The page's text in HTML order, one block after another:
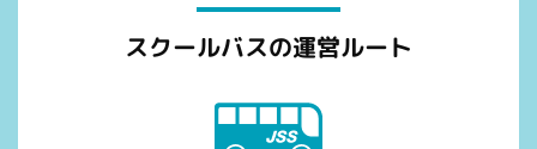
スクールバスの運営ルート